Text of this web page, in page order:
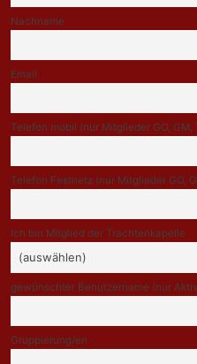
Nachname
Email
Telefon mobil (nur Mitglieder GO, GM,
Telefon Festnetz (nur Mitglieder GO,
Ich bin Mitglied der Trachtenkapelle
gewünschter Benutzername (nur
Gruppierung/en